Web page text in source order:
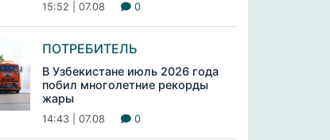
15:52 | 07.08 0
ПОТРЕБИТЕЛЬ
В Узбекистане июль 2026 года
побил многолетние рекорды
жары
14:43 | 07.08 0